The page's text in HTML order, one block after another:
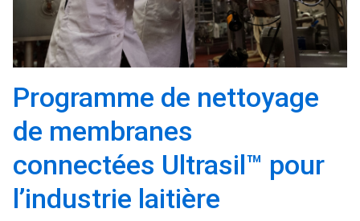
Programme de nettoyage
de membranes
connectées Ultrasil™ pour
l’industrie laitière